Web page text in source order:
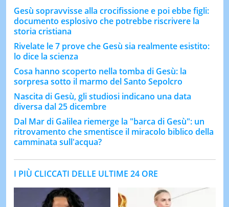
Gesù sopravvisse alla crocifissione e poi ebbe figli:
documento esplosivo che potrebbe riscrivere la
storia cristiana
Rivelate le 7 prove che Gesù sia realmente esistito:
lo dice la scienza
Cosa hanno scoperto nella tomba di Gesù: la
sorpresa sotto il marmo del Santo Sepolcro
Nascita di Gesù, gli studiosi indicano una data
diversa dal 25 dicembre
Dal Mar di Galilea riemerge la "barca di Gesù": un
ritrovamento che smentisce il miracolo biblico della
camminata sull'acqua?
I PIÙ CLICCATI DELLE ULTIME 24 ORE